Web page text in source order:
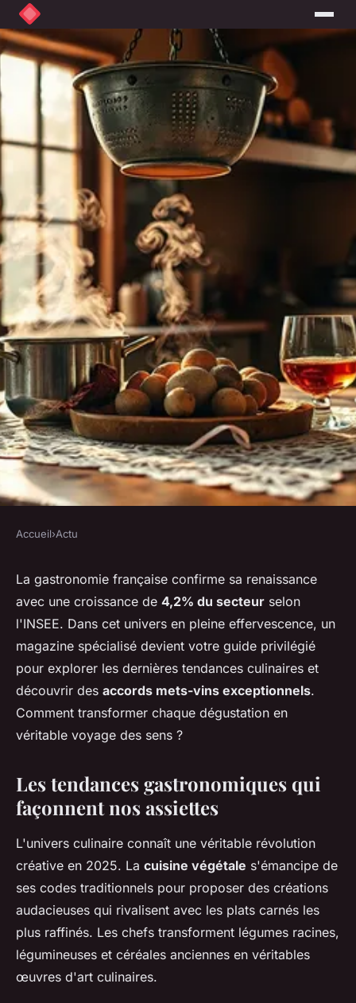
Plongez dans l'univers des
saveurs : cuisine et alcools
Pauline•2 décembre 2025•7 min de lecture
Accueil›Actu
La gastronomie française confirme sa renaissance
avec une croissance de 4,2% du secteur selon
l'INSEE. Dans cet univers en pleine effervescence, un
magazine spécialisé devient votre guide privilégié
pour explorer les dernières tendances culinaires et
découvrir des accords mets-vins exceptionnels.
Comment transformer chaque dégustation en
véritable voyage des sens ?
Les tendances gastronomiques qui
façonnent nos assiettes
L'univers culinaire connaît une véritable révolution
créative en 2025. La cuisine végétale s'émancipe de
ses codes traditionnels pour proposer des créations
audacieuses qui rivalisent avec les plats carnés les
plus raffinés. Les chefs transforment légumes racines,
légumineuses et céréales anciennes en véritables
œuvres d'art culinaires.